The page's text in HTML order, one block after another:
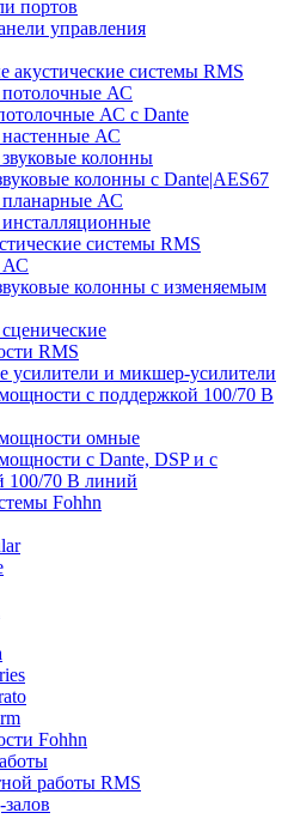
портов
управления
акустические системы RMS
АС
АС с Dante
АС
колонны
колонны с Dante|AES67
АС
системы RMS
АС
колонны с изменяемым
RMS
усилители и микшер-усилители
с поддержкой 100/70 В
омные
с Dante, DSP и с
100/70 В линий
Fohhn
Fohhn
работы RMS